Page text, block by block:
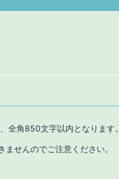
全角850文字以内となります。
せんのでご注意ください。